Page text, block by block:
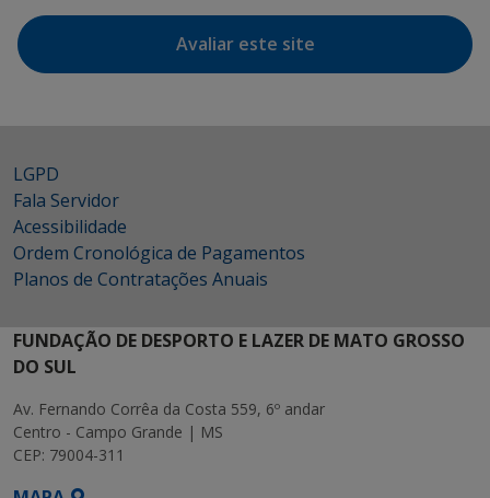
Avaliar este site
LGPD
Fala Servidor
Acessibilidade
Ordem Cronológica de Pagamentos
Planos de Contratações Anuais
FUNDAÇÃO DE DESPORTO E LAZER DE MATO GROSSO
DO SUL
Av. Fernando Corrêa da Costa 559, 6º andar
Centro - Campo Grande | MS
CEP: 79004-311